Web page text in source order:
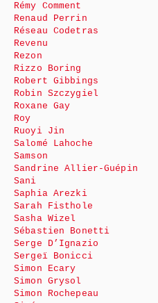
Rémy Comment
Renaud Perrin
Réseau Codetras
Revenu
Rezon
Rizzo Boring
Robert Gibbings
Robin Szczygiel
Roxane Gay
Roy
Ruoyi Jin
Salomé Lahoche
Samson
Sandrine Allier-Guépin
Sani
Saphia Arezki
Sarah Fisthole
Sasha Wizel
Sébastien Bonetti
Serge D’Ignazio
Sergeï Bonicci
Simon Ecary
Simon Grysol
Simon Rochepeau